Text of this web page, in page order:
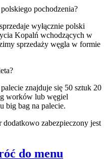
pochodzenia?
wyłącznie polski
Kopalń wchodzących w
sprzedaży węgla w formie
znajduje się 50 sztuk 20
worków lub węgiel
big bag na palecie.
dodatkowo zabezpieczony jest
do menu